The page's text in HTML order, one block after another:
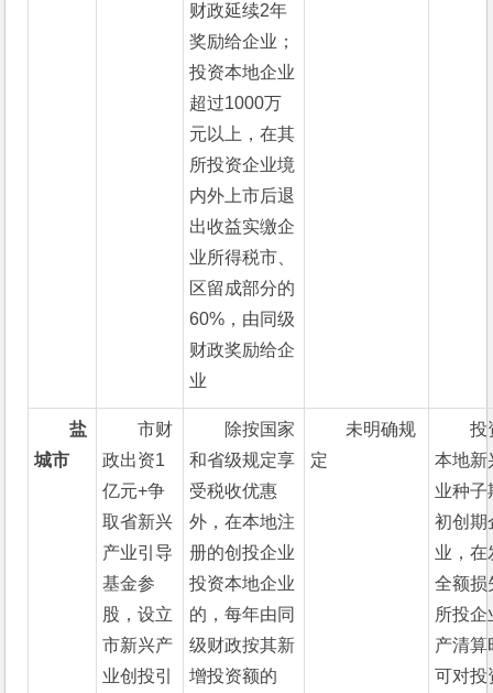
财政延续2年
奖励给企业；
投资本地企业
超过1000万
元以上，在其
所投资企业境
内外上市后退
出收益实缴企
业所得税市、
区留成部分的
60%，由同级
财政奖励给企
业
盐
城市
市财
政出资1
亿元+争
取省新兴
产业引导
基金参
股，设立
市新兴产
业创投引
除按国家
和省级规定享
受税收优惠
外，在本地注
册的创投企业
投资本地企业
的，每年由同
级财政按其新
增投资额的
未明确规
定
投
本地新
业种子
初创期
业，在
全额损
所投企
产清算
可对投